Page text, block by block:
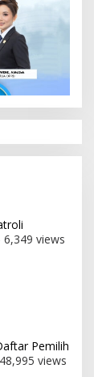
6,349 views
Pemilih
views